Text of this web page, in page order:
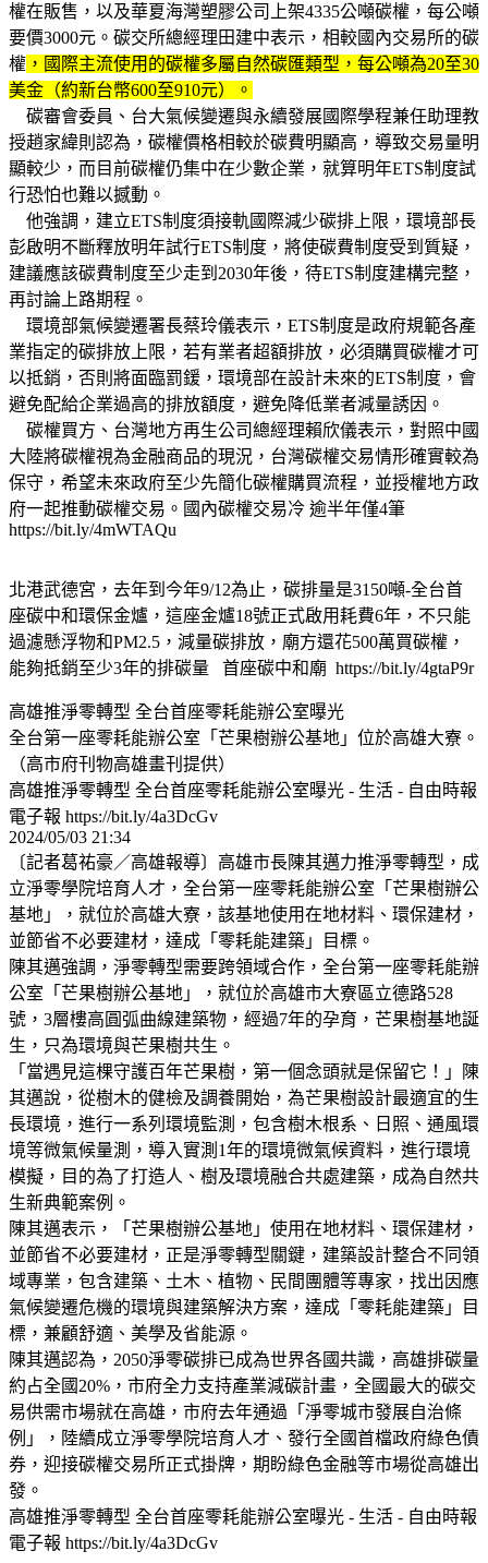
權在販售，以及華夏海灣塑膠公司上架4335公噸碳權，每公噸
要價3000元。碳交所總經理田建中表示，相較國內交易所的碳
權 ，國際主流使用的碳權多屬自然碳匯類型，每公噸為20至30
美金（約新台幣600至910元）。
碳審會委員、台大氣候變遷與永續發展國際學程兼任助理教
授趙家緯則認為，碳權價格相較於碳費明顯高，導致交易量明
顯較少，而目前碳權仍集中在少數企業，就算明年ETS制度試
行恐怕也難以撼動。
他強調，建立ETS制度須接軌國際減少碳排上限，環境部長
彭啟明不斷釋放明年試行ETS制度，將使碳費制度受到質疑，
建議應該碳費制度至少走到2030年後，待ETS制度建構完整，
再討論上路期程。
環境部氣候變遷署長蔡玲儀表示，ETS制度是政府規範各產
業指定的碳排放上限，若有業者超額排放，必須購買碳權才可
以抵銷，否則將面臨罰鍰，環境部在設計未來的ETS制度，會
避免配給企業過高的排放額度，避免降低業者減量誘因。
碳權買方、台灣地方再生公司總經理賴欣儀表示，對照中國
大陸將碳權視為金融商品的現況，台灣碳權交易情形確實較為
保守，希望未來政府至少先簡化碳權購買流程，並授權地方政
府一起推動碳權交易。國內碳權交易冷 逾半年僅4筆
https://bit.ly/4mWTAQu
北港武德宮，去年到今年9/12為止，碳排量是3150噸-全台首
座碳中和環保金爐，這座金爐18號正式啟用耗費6年，不只能
過濾懸浮物和PM2.5，減量碳排放，廟方還花500萬買碳權，
能夠抵銷至少3年的排碳量 首座碳中和廟 https://bit.ly/4gtaP9r
高雄推淨零轉型 全台首座零耗能辦公室曝光
全台第一座零耗能辦公室「芒果樹辦公基地」位於高雄大寮。
（高市府刊物高雄畫刊提供）
高雄推淨零轉型 全台首座零耗能辦公室曝光 - 生活 - 自由時報
電子報 https://bit.ly/4a3DcGv
2024/05/03 21:34
〔記者葛祐豪／高雄報導〕高雄市長陳其邁力推淨零轉型，成
立淨零學院培育人才，全台第一座零耗能辦公室「芒果樹辦公
基地」，就位於高雄大寮，該基地使用在地材料、環保建材，
並節省不必要建材，達成「零耗能建築」目標。
陳其邁強調，淨零轉型需要跨領域合作，全台第一座零耗能辦
公室「芒果樹辦公基地」，就位於高雄市大寮區立德路528
號，3層樓高圓弧曲線建築物，經過7年的孕育，芒果樹基地誕
生，只為環境與芒果樹共生。
「當遇見這棵守護百年芒果樹，第一個念頭就是保留它！」陳
其邁說，從樹木的健檢及調養開始，為芒果樹設計最適宜的生
長環境，進行一系列環境監測，包含樹木根系、日照、通風環
境等微氣候量測，導入實測1年的環境微氣候資料，進行環境
模擬，目的為了打造人、樹及環境融合共處建築，成為自然共
生新典範案例。
陳其邁表示，「芒果樹辦公基地」使用在地材料、環保建材，
並節省不必要建材，正是淨零轉型關鍵，建築設計整合不同領
域專業，包含建築、土木、植物、民間團體等專家，找出因應
氣候變遷危機的環境與建築解決方案，達成「零耗能建築」目
標，兼顧舒適、美學及省能源。
陳其邁認為，2050淨零碳排已成為世界各國共識，高雄排碳量
約占全國20%，市府全力支持產業減碳計畫，全國最大的碳交
易供需市場就在高雄，市府去年通過「淨零城市發展自治條
例」，陸續成立淨零學院培育人才、發行全國首檔政府綠色債
券，迎接碳權交易所正式掛牌，期盼綠色金融等市場從高雄出
發。
高雄推淨零轉型 全台首座零耗能辦公室曝光 - 生活 - 自由時報
電子報 https://bit.ly/4a3DcGv